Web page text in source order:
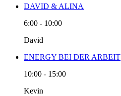
DAVID & ALINA
6:00 - 10:00
David
ENERGY BEI DER ARBEIT
10:00 - 15:00
Kevin